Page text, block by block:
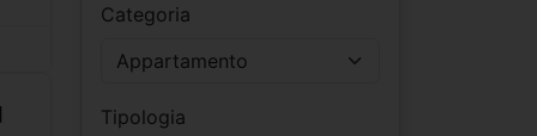
Categoria
Appartamento
Tipologia